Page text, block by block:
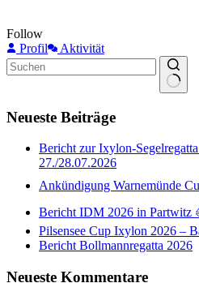
Follow
Profil
Aktivität
Ergebnisse
Neueste Beiträge
Bericht zur Ixylon-
27./28.07.2026
Ankündigung Warnemünde
Bericht IDM 2026 in Partwitz
Pilsensee Cup Ixylon 2026 –
Bericht Bollmannregatta 2026
Neueste Kommentare